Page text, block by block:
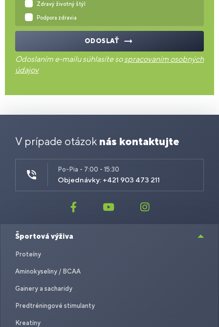
Zdravý životný štýl
Podpora zdravia
ODOSLAŤ
Odoslaním e-mailu súhlasíte sospracovaním osobných
údajov
V prípade otázok nás kontaktujte
Po-Pia - 7:00 - 15:30
Objednávky: +421 903 473 211
Športová výživa
Proteíny
Aminokyseliny / BCAA
Gainery a sacharidy
Predtréningové stimulanty
Kreatíny